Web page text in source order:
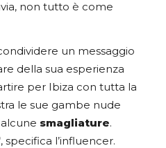
non tutto è come
un messaggio
della sua esperienza
per Ibiza con tutta la
le sue gambe nude
smagliature.
specifica l’influencer.